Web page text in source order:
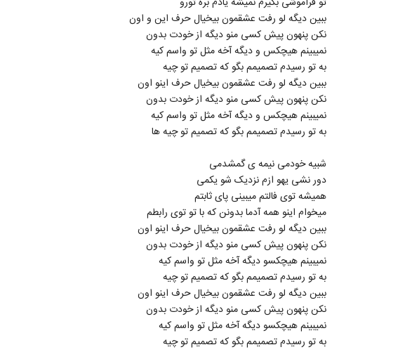
ببین دیگه لو رفت عشقمون بیخیال حرف این و اون
نکن پنهون پیش کسی منو دیگه از خودت بدون
نمیبینم هیچکس و دیگه آخه مثل تو واسم کیه
به تو رسیدم تصمیمم بگو که تصمیم تو چیه
ببین دیگه لو رفت عشقمون بیخیال حرف اینو اون
نکن پنهون پیش کسی منو دیگه از خودت بدون
نمیبینم هیچکس و دیگه آخه مثل تو واسم کیه
به تو رسیدم تصمیمم بگو که تصمیم تو چیه ها
شبیه خودمی نیمه ی گمشدمی
دور نشی یهو ازم نزدیک شو یکمی
همیشه توی فالتم میبینی پای ثابتم
میخوام اینو همه آدما بدونن که با تو توی رابطم
ببین دیگه لو رفت عشقمون بیخیال حرف اینو اون
نکن پنهون پیش کسی منو دیگه از خودت بدون
نمیبینم هیچکسو دیگه آخه مثل تو واسم کیه
به تو رسیدم تصمیمم بگو که تصمیم تو چیه
ببین دیگه لو رفت عشقمون بیخیال حرف اینو اون
نکن پنهون پیش کسی منو دیگه از خودت بدون
نمیبینم هیچکسو دیگه آخه مثل تو واسم کیه
به تو رسیدم تصمیمم بگو که تصمیم تو چیه